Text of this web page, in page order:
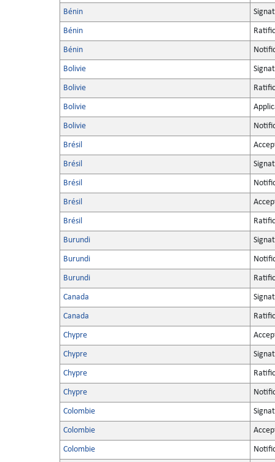
Bénin
Bénin
Bénin
Bolivie
Bolivie
Bolivie
Bolivie
Brésil
Brésil
Brésil
Brésil
Brésil
Burundi
Burundi
Burundi
Canada
Canada
Chypre
Chypre
Chypre
Chypre
Colombie
Colombie
Colombie